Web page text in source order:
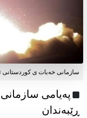
سازمانی خەبات ی کوردستانی
ڕێبەندان